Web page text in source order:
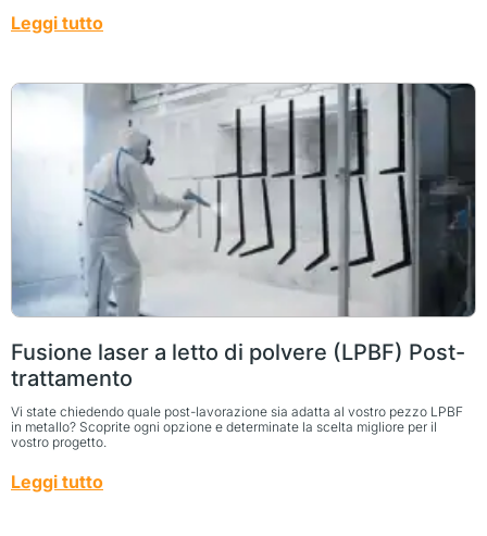
Leggi tutto
Fusione laser a letto di polvere (LPBF) Post-
trattamento
Vi state chiedendo quale post-lavorazione sia adatta al vostro pezzo LPBF
in metallo? Scoprite ogni opzione e determinate la scelta migliore per il
vostro progetto.
Leggi tutto